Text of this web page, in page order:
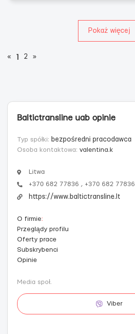
Pokaż więcej
« 2 »
Baltictransline uab opinie
Typ spółki: bezpośredni pracodawca
Osoba kontaktowa: valentina.k
Litwa
+370 682 77836 , +370 682 77836
https://www.baltictransline.lt
O firmie:
Przeglądy profilu
Oferty prace
Subskrybenci
Opinie
Media społ.
Viber